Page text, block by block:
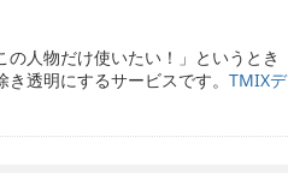
人物だけ使いたい！」というとき
透明にするサービスです。 TMIXデ